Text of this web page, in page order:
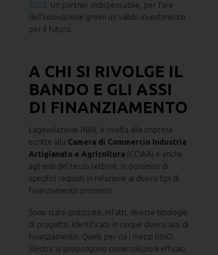
2023. Un partner indispensabile, per fare
dell’innovazione green un valido investimento
per il futuro.
A CHI SI RIVOLGE IL
BANDO E GLI ASSI
DI FINANZIAMENTO
L’agevolazione INAIL è rivolta alle imprese
iscritte alla Camera di Commercio Industria
Artigianato e Agricoltura (CCIAA) e anche
agli enti del terzo settore, in possesso di
specifici requisiti in relazione ai diversi tipi di
finanziamento promossi.
Sono state ipotizzate, infatti, diverse tipologie
di progetto, identificate in cinque diversi assi di
finanziamento. Quelli per cui i mezzi RINO
Electric si propongono come soluzioni efficaci